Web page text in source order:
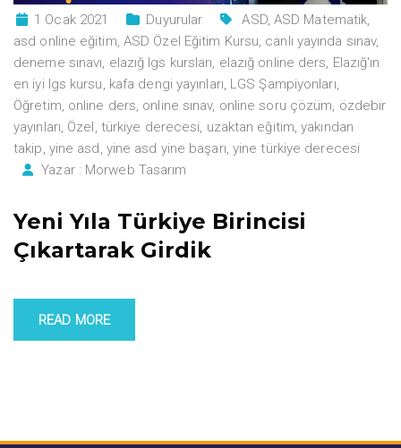
1 Ocak 2021 Duyurular ASD, ASD Matematik,
asd online eğitim, ASD Özel Eğitim Kursu, canlı yayında sınav,
deneme sınavı, elazığ lgs kursları, elazığ online ders, Elazığ'ın
en iyi lgs kursu, kafa dengi yayınları, LGS Şampiyonları,
Öğretim, online ders, online sınav, online soru çözüm, özdebir
yayınları, Özel, türkiye derecesi, uzaktan eğitim,yakından
takip, yine asd, yine asd yine başarı, yine türkiye derecesi
Yazar : Morweb Tasarım
Yeni Yıla Türkiye Birincisi
Çıkartarak Girdik
READ MORE